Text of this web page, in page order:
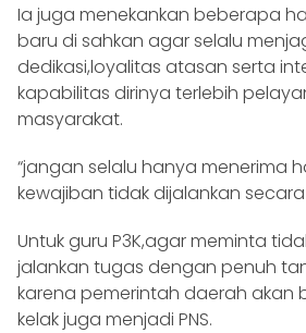
Ia juga menekankan beberapa
baru di sahkan agar selalu
dedikasi,loyalitas atasan serta
kapabilitas dirinya terlebih
masyarakat.
“jangan selalu hanya menerima
kewajiban tidak dijalankan
Untuk guru P3K,agar meminta
jalankan tugas dengan penuh
karena pemerintah daerah akan
kelak juga menjadi PNS.